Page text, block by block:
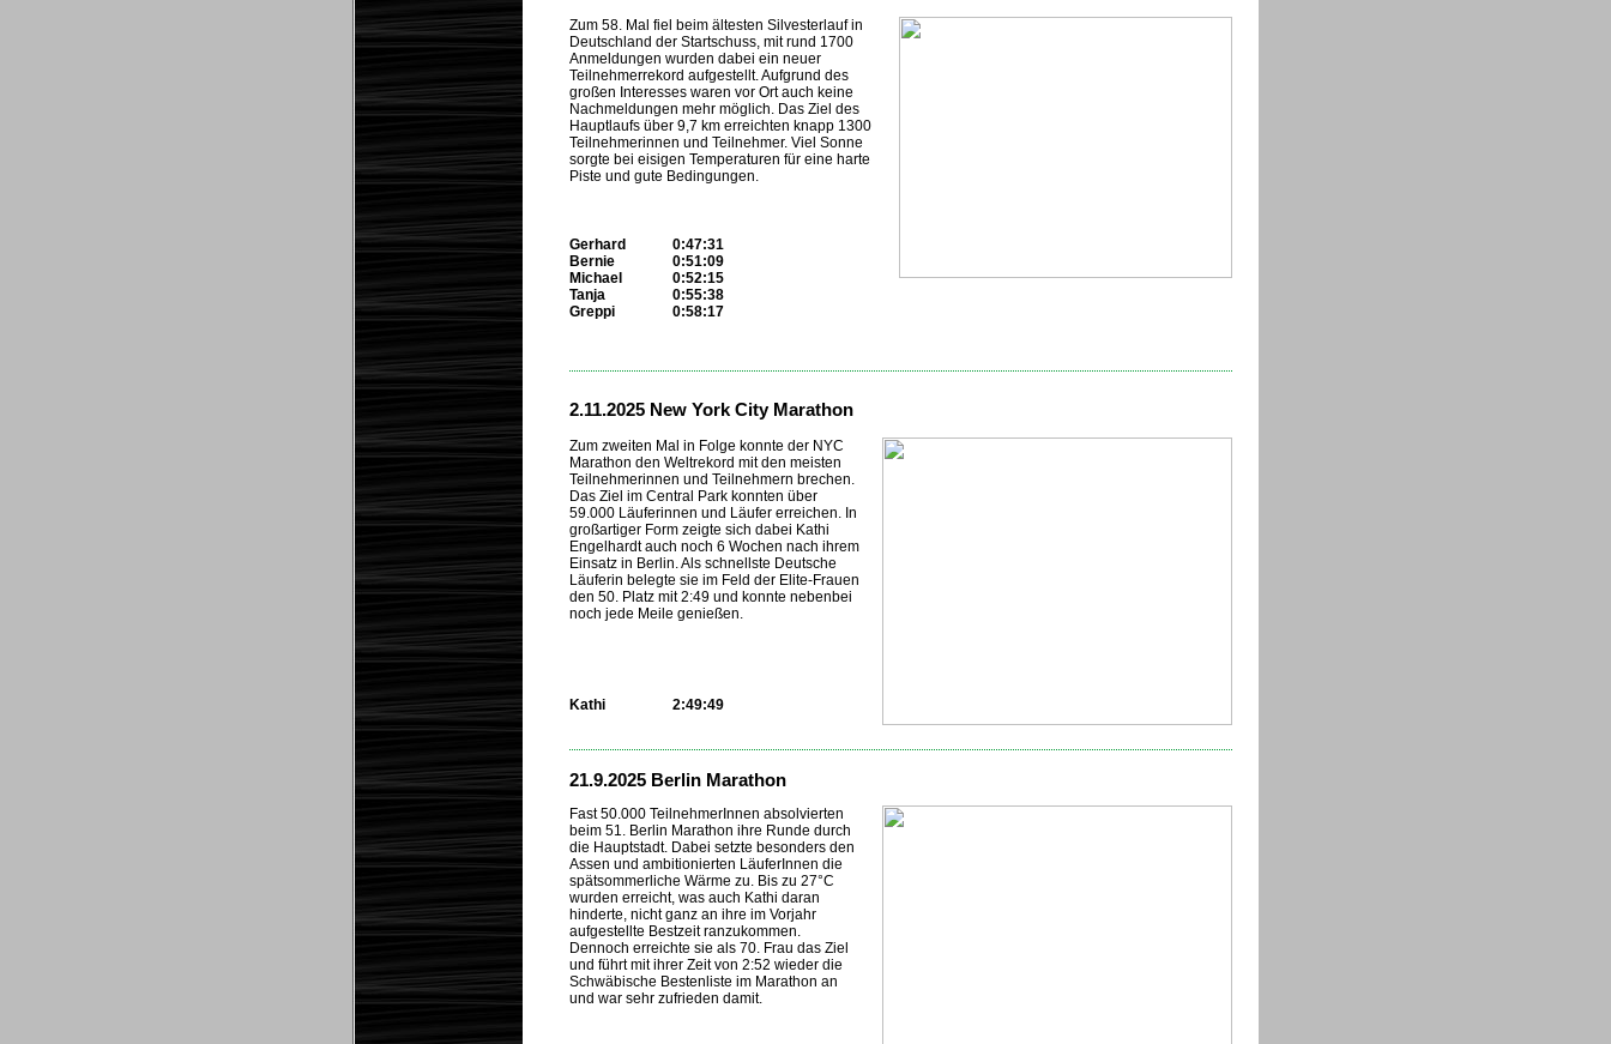
Zum 58. Mal fiel beim ältesten Silvesterlauf in
Deutschland der Startschuss, mit rund 1700
Anmeldungen wurden dabei ein neuer
Teilnehmerrekord aufgestellt. Aufgrund des
großen Interesses waren vor Ort auch keine
Nachmeldungen mehr möglich. Das Ziel des
Hauptlaufs über 9,7 km erreichten knapp 1300
Teilnehmerinnen und Teilnehmer. Viel Sonne
sorgte bei eisigen Temperaturen für eine harte
Piste und gute Bedingungen.
Gerhard
Bernie
Michael
Tanja
Greppi
0:47:31
0:51:09
0:52:15
0:55:38
0:58:17
2.11.2025 New York City Marathon
Zum zweiten Mal in Folge konnte der NYC
Marathon den Weltrekord mit den meisten
Teilnehmerinnen und Teilnehmern brechen.
Das Ziel im Central Park konnten über
59.000 Läuferinnen und Läufer erreichen. In
großartiger Form zeigte sich dabei Kathi
Engelhardt auch noch 6 Wochen nach ihrem
Einsatz in Berlin. Als schnellste Deutsche
Läuferin belegte sie im Feld der Elite-Frauen
den 50. Platz mit 2:49 und konnte nebenbei
noch jede Meile genießen.
Kathi 2:49:49
21.9.2025 Berlin Marathon
Fast 50.000 TeilnehmerInnen absolvierten
beim 51. Berlin Marathon ihre Runde durch
die Hauptstadt. Dabei setzte besonders den
Assen und ambitionierten LäuferInnen die
spätsommerliche Wärme zu. Bis zu 27°C
wurden erreicht, was auch Kathi daran
hinderte, nicht ganz an ihre im Vorjahr
aufgestellte Bestzeit ranzukommen.
Dennoch erreichte sie als 70. Frau das Ziel
und führt mit ihrer Zeit von 2:52 wieder die
Schwäbische Bestenliste im Marathon an
und war sehr zufrieden damit.